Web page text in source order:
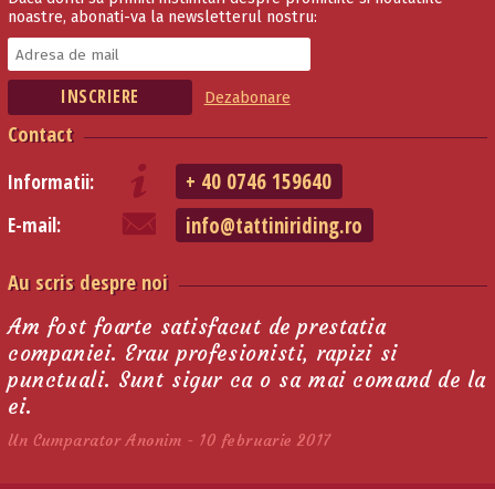
noastre, abonati-va la newsletterul nostru:
Dezabonare
Contact
Informatii: + 40 0746 159640
E-mail: info@tattiniriding.ro
Au scris despre noi
Am fost foarte satisfacut de prestatia
companiei. Erau profesionisti, rapizi si
punctuali. Sunt sigur ca o sa mai comand de la
ei.
Un Cumparator Anonim - 10 februarie 2017